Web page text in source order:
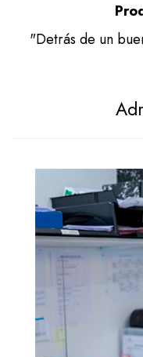
"Detrás de un